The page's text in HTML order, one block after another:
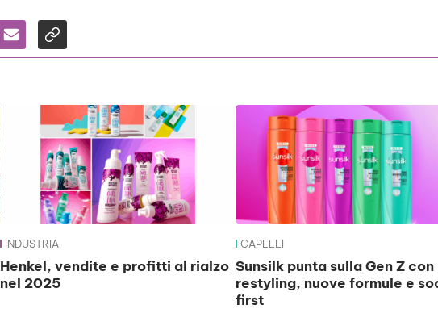
INDUSTRIA
Henkel, vendite e profitti al rialzo
nel 2025
CAPELLI
Sunsilk punta sulla Gen Z con
restyling, nuove formule e
first